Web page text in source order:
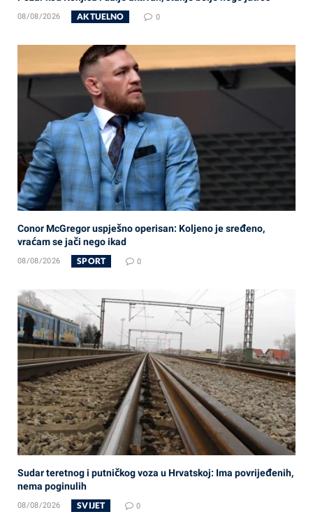
08/08/2026 AKTUELNO 0
Conor McGregor uspješno operisan: Koljeno je sređeno,
vraćam se jači nego ikad
08/08/2026 SPORT 0
Sudar teretnog i putničkog voza u Hrvatskoj: Ima povrijeđenih,
nema poginulih
08/08/2026 SVIJET 0